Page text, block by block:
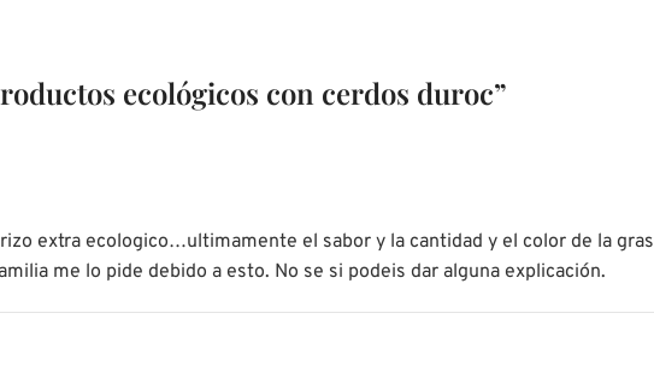
ecológicos con cerdos duroc”
extra ecologico…ultimamente el sabor y la cantidad y el color de la
me lo pide debido a esto. No se si podeis dar alguna explicación.